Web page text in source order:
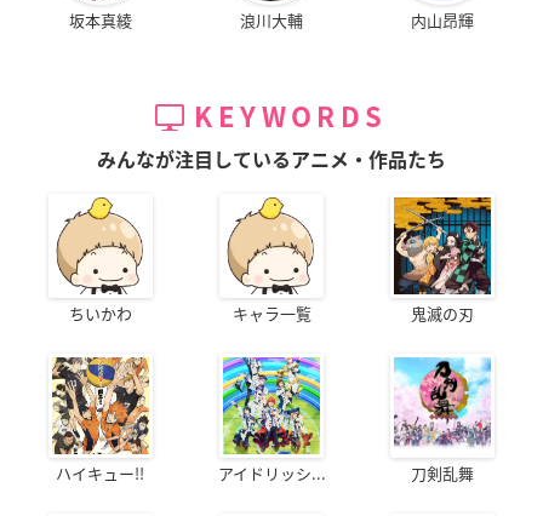
坂本真綾 浪川大輔 内山昂輝
KEYWORDS
みんなが注目しているアニメ・作品たち
ちいかわ キャラ一覧 鬼滅の刃
ハイキュー!! アイドリッシ... 刀剣乱舞